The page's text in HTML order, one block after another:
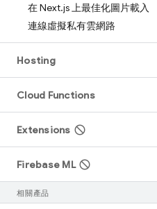
在 Next.js 上最佳化圖片載入
連線虛擬私有雲網路
Hosting
Cloud Functions
Extensions
Firebase ML
相關產品